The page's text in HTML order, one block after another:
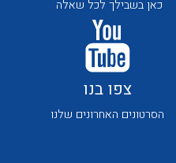
לכל מוצרי היצרן
כאן בשבילך לכל שאלה
צפו בנו
הסרטונים האחרונים שלנו